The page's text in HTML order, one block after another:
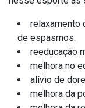
relaxamento
de espasmos.
reeducação
melhora no
alívio de
melhora da